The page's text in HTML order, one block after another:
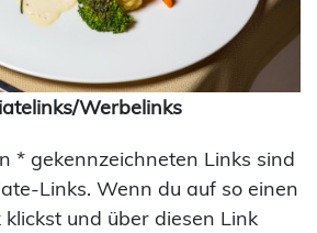
Werbelinks
* gekennzeichneten Links sind
Links. Wenn du auf so einen
und über diesen Link